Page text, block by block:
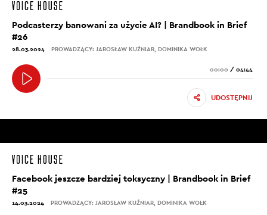
Podcasterzy banowani za użycie AI? | Brandbook in Brief
#26
28.03.2024 PROWADZĄCY: JAROSŁAW KUŹNIAR, DOMINIKA WOŁK
00:00 / 04:44
UDOSTĘPNIJ
Facebook jeszcze bardziej toksyczny | Brandbook in Brief
#25
14.03.2024 PROWADZĄCY: JAROSŁAW KUŹNIAR, DOMINIKA WOŁK